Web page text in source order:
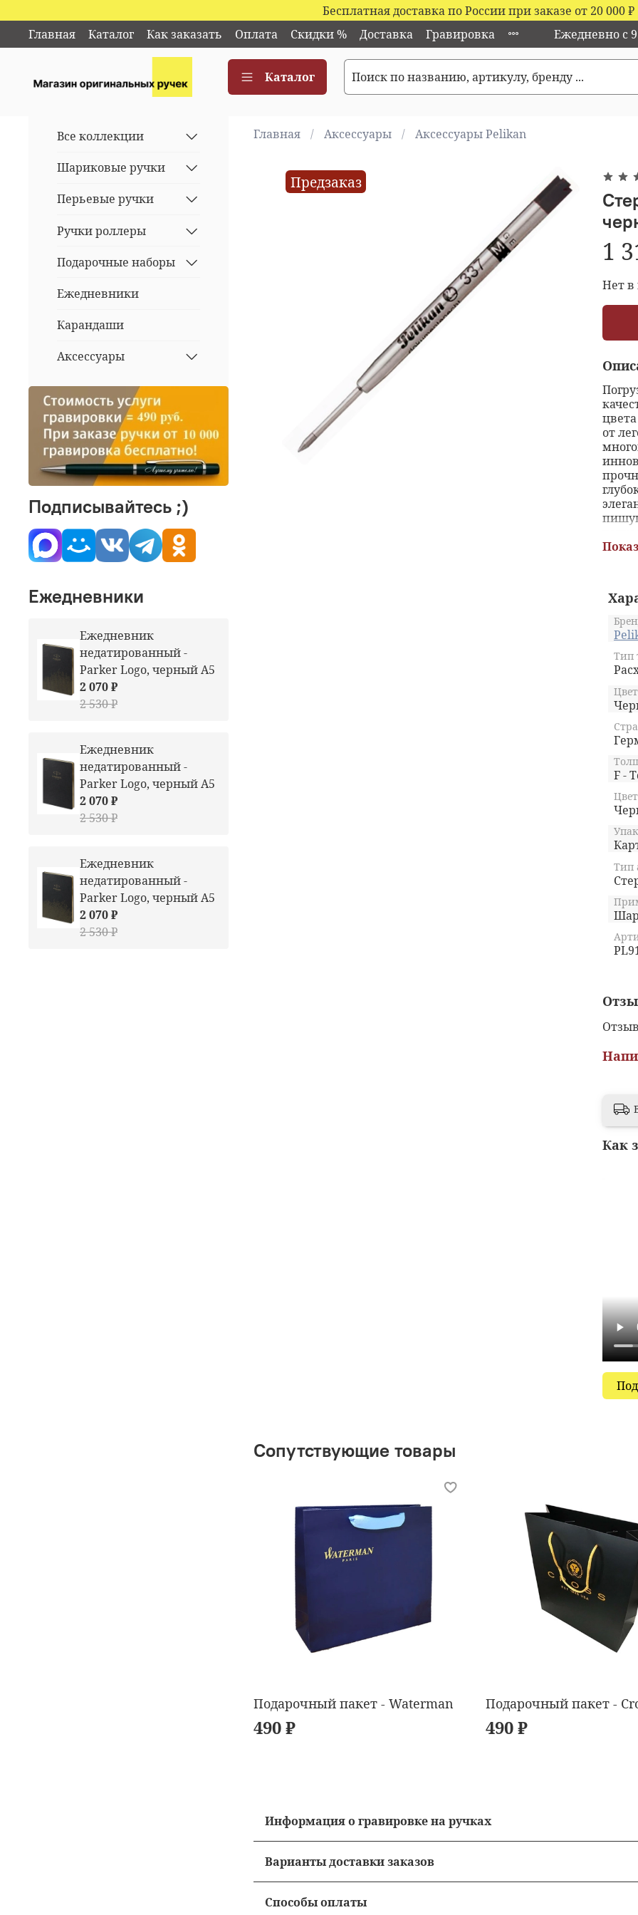
Бесплатная доставка по России при заказе от 20 000₽
Главная
Каталог Как заказать Оплата Скидки % Доставка Гравировка Ежедневно с
Каталог
Главная Аксессуары Аксессуары Pelikan
Предзаказ
1
Нет
от
Тип
F -
Тип
Как
Сопутствующие товары
Подарочный пакет - Waterman
490 ₽
Подарочный пакет -
490 ₽
Информация о гравировке на ручках
• Бесплатная гравировка на ручках от 10 000 рублей.
• Сроки нанесения зависят от загрузки оборудования и мастера
Варианты доставки заказов
Способы оплаты
Все коллекции
Шариковые ручки
Перьевые ручки
Ручки роллеры
Подарочные наборы
Ежедневники
Карандаши
Аксессуары
Подписывайтесь ;)
Ежедневники
Ежедневник
недатированный -
Parker Logo, черный А5
2 070 ₽
2 530 ₽
Ежедневник
недатированный -
Parker Logo, черный А5
2 070 ₽
2 530 ₽
Ежедневник
недатированный -
Parker Logo, черный А5
2 070 ₽
2 530 ₽